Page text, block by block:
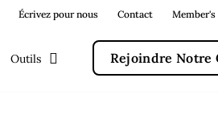
Écrivez pour nous Contact
Outils Rejoindre Notre